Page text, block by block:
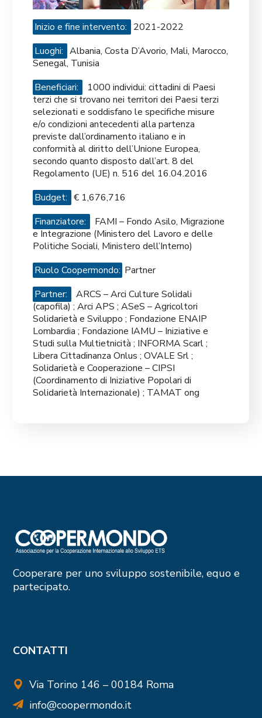
Inizio e fine intervento: 2021-2022
Luoghi: Albania, Costa D’Avorio, Mali, Marocco,
Senegal, Tunisia
Beneficiari:
1000 individui: cittadini di Paesi
terzi che si trovano nei territori dei Paesi terzi
selezionati e soddisfano le specifiche misure
e/o condizioni antecedenti alla partenza
previste dall’ordinamento italiano e in
conformità al diritto dell’Unione Europea,
secondo quanto disposto dall’art. 8 del
Regolamento (UE) n. 516 del 16.04.2016
Budget: € 1,676,716
Finanziatore:
FAMI – Fondo Asilo, Migrazione
e Integrazione (Ministero del Lavoro e delle
Politiche Sociali, Ministero dell’Interno)
Ruolo Coopermondo: Partner
Partner:
ARCS – Arci Culture Solidali
(capofila) ; Arci APS ; ASeS – Agricoltori
Solidarietà e Sviluppo ; Fondazione ENAIP
Lombardia ; Fondazione IAMU – Iniziative e
Studi sulla Multietnicità ; INFORMA Scarl ;
Libera Cittadinanza Onlus ; OVALE Srl ;
Solidarietà e Cooperazione – CIPSI
(Coordinamento di Iniziative Popolari di
Solidarietà Internazionale) ; TAMAT ong
Cooperare per uno sviluppo sostenibile, equo e
partecipato.
CONTATTI
Via Torino 146 – 00184 Roma
info@coopermondo.it